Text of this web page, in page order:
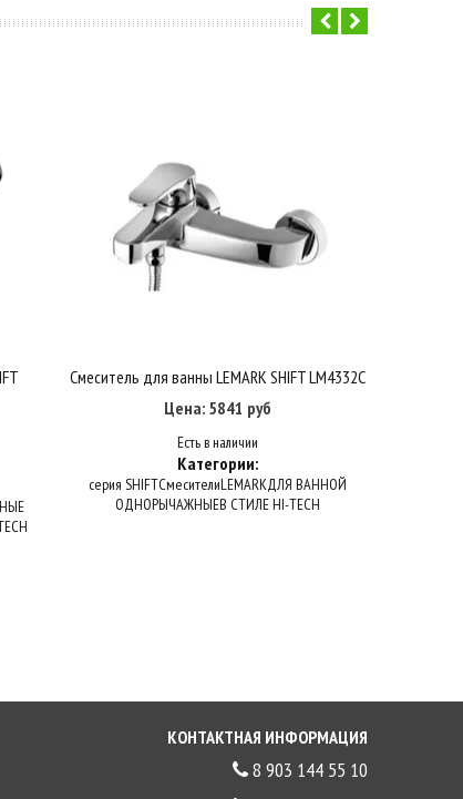
Смеситель для ванны LEMARK SHIFT LM4332C
Цена: 5841 руб
Есть в наличии
Категории:
серия SHIFTСмесителиLEMARKДЛЯ ВАННОЙ
ОДНОРЫЧАЖНЫЕВ СТИЛЕ HI-TECH
КОНТАКТНАЯ ИНФОРМАЦИЯ
8 903 144 55 10